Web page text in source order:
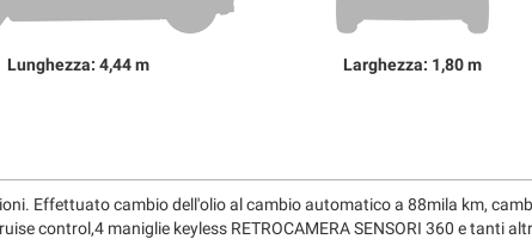
Lunghezza: 4,44 m Larghezza: 1,80 m
Effettuato cambio dell'olio al cambio automatico a 88mila km,
control,4 maniglie keyless RETROCAMERA SENSORI 360 e tanti